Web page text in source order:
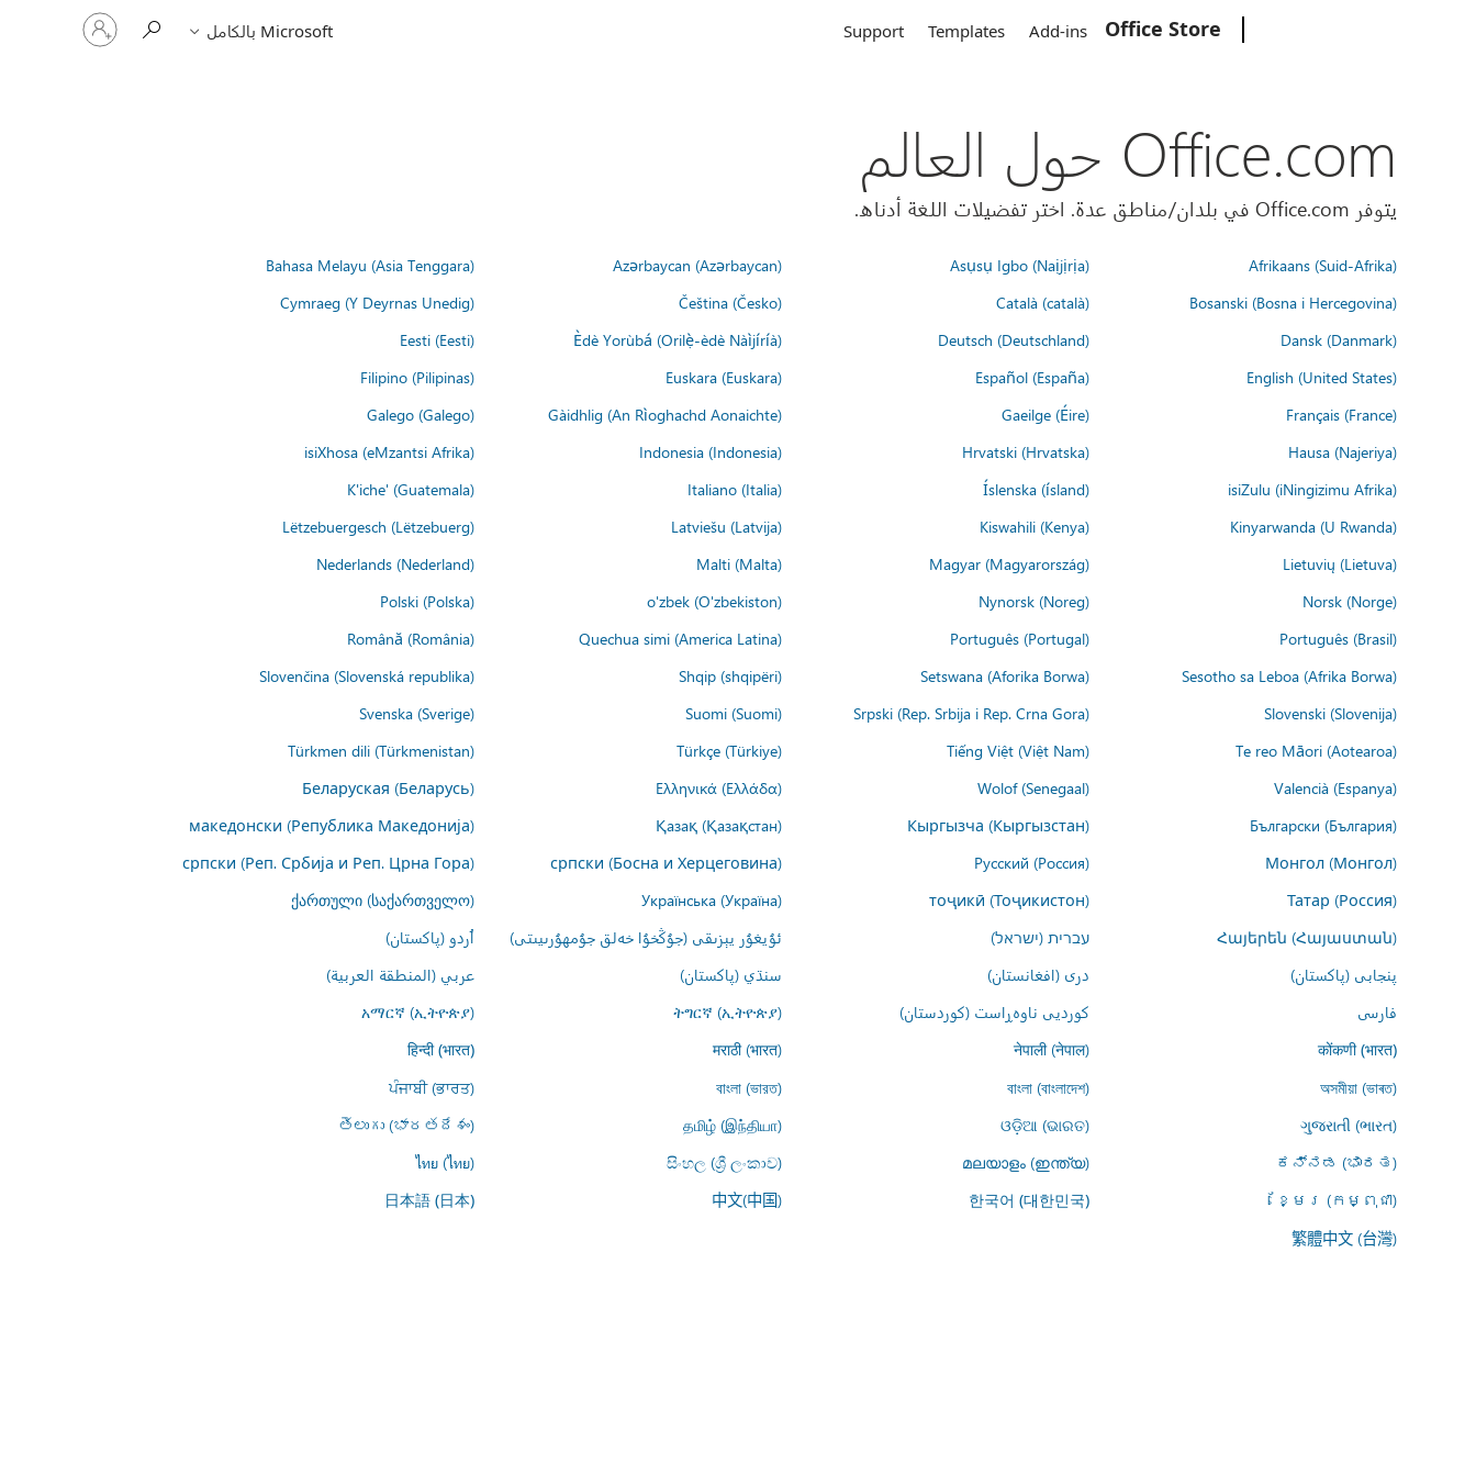
Office Store
Add-ins
Templates
Support Microsoft بالكامل
تسجيل
الدخول
إلى
Office.com حول العالم
يتوفر Office.com في بلدان/مناطق عدة. اختر تفضيلات اللغة أدناه.
Afrikaans (Suid-Afrika)
Asụsụ Igbo (Naịjịrịa)
Azərbaycan (Azərbaycan)
Bahasa Melayu (Asia Tenggara)
Bosanski (Bosna i Hercegovina)
Català (català)
Čeština (Česko)
Cymraeg (Y Deyrnas Unedig)
Dansk (Danmark)
Deutsch (Deutschland)
Èdè Yorùbá (Orilẹ̀-èdè Nàìjíríà)
Eesti (Eesti)
English (United States)
Español (España)
Euskara (Euskara)
Filipino (Pilipinas)
Français (France)
Gaeilge (Éire)
Gàidhlig (An Rìoghachd Aonaichte)
Galego (Galego)
Hausa (Najeriya)
Hrvatski (Hrvatska)
Indonesia (Indonesia)
isiXhosa (eMzantsi Afrika)
isiZulu (iNingizimu Afrika)
Íslenska (ísland)
Italiano (Italia)
K'iche' (Guatemala)
Kinyarwanda (U Rwanda)
Kiswahili (Kenya)
Latviešu (Latvija)
Lëtzebuergesch (Lëtzebuerg)
Lietuvių (Lietuva)
Magyar (Magyarország)
Malti (Malta)
Nederlands (Nederland)
Norsk (Norge)
Nynorsk (Noreg)
o'zbek (O'zbekiston)
Polski (Polska)
Português (Brasil)
Português (Portugal)
Quechua simi (America Latina)
Română (România)
Sesotho sa Leboa (Afrika Borwa)
Setswana (Aforika Borwa)
Shqip (shqipëri)
Slovenčina (Slovenská republika)
Slovenski (Slovenija)
Srpski (Rep. Srbija i Rep. Crna Gora)
Suomi (Suomi)
Svenska (Sverige)
Te reo Māori (Aotearoa)
Tiếng Việt (Việt Nam)
Türkçe (Türkiye)
Türkmen dili (Türkmenistan)
Valencià (Espanya)
Wolof (Senegaal)
Ελληνικά (Ελλάδα)
Беларуская (Беларусь)
Български (България)
Кыргызча (Кыргызстан)
Қазақ (Қазақстан)
македонски (Република Македонија)
Монгол (Монгол)
Русский (Россия)
српски (Босна и Херцеговина)
српски (Реп. Србија и Реп. Црна Гора)
Татар (Россия)
тоҷикӣ (Тоҷикистон)
Українська (Україна)
ქართული (საქართველო)
Հայերեն (Հայաստան)
עברית (ישראל) ئۇيغۇر يېزىقى (جۇڭخۇا خەلق جۇمھۇرىيىتى)
اُردو (پاکستان)
پنجابی (پاکستان)
درى (افغانستان) سنڌي (پاکستان)
عربي (المنطقة العربية)
فارسى
کوردیی ناوەڕاست (کوردستان) ትግርኛ (ኢትዮጵያ)
አማርኛ (ኢትዮጵያ)
कोंकणी (भारत)
नेपाली (नेपाल)
मराठी (भारत)
हिन्दी (भारत)
অসমীয়া (ভাৰত)
বাংলা (বাংলাদেশ)
বাংলা (ভারত)
ਪੰਜਾਬੀ (ਭਾਰਤ)
ગુજરાતી (ભારત)
ଓଡ଼ିଆ (ଭାରତ)
தமிழ் (இந்தியா)
తెలుగు (భారతదేశం)
ಕನ್ನಡ (ಭಾರತ)
മലയാളം (ഇന്ത്യ)
සිංහල (ශ්‍රී ලංකාව)
ไทย (ไทย)
ខ្មែរ (កម្ពុជា)
한국어 (대한민국)
中文(中国)
日本語 (日本)
繁體中文 (台灣)